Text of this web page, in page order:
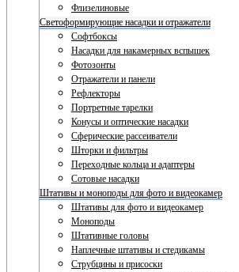
Флизелиновые
Светоформирующие насадки и отражатели
Софтбоксы
Насадки для накамерных вспышек
Фотозонты
Отражатели и панели
Рефлекторы
Портретные тарелки
Конусы и оптические насадки
Сферические рассеиватели
Шторки и фильтры
Переходные кольца и адаптеры
Сотовые насадки
Штативы и моноподы для фото и видеокамер
Штативы для фото и видеокамер
Моноподы
Штативные головы
Наплечные штативы и стедикамы
Струбцины и присоски